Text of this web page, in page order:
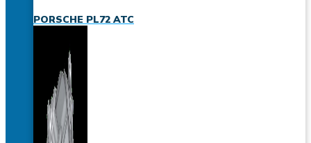
PORSCHE PL72 ATC